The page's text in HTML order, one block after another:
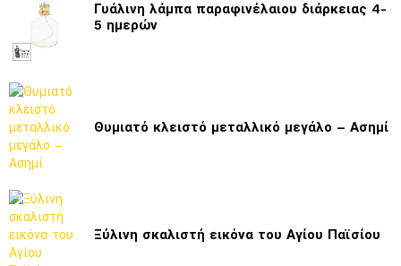
Γυάλινη λάμπα παραφινέλαιου διάρκειας 4-
5 ημερών
Θυμιατό κλειστό μεταλλικό μεγάλο – Ασημί
Ξύλινη σκαλιστή εικόνα του Αγίου Παϊσίου